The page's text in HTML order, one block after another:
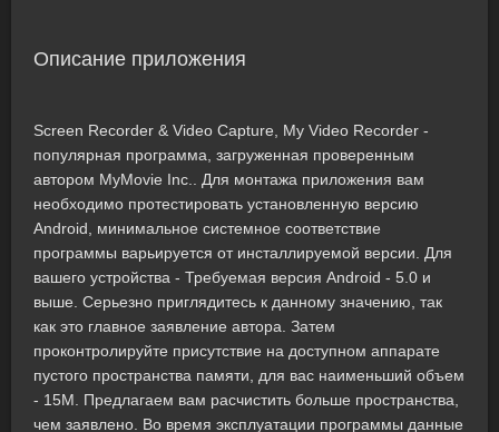
Описание приложения
Screen Recorder & Video Capture, My Video Recorder -
популярная программа, загруженная проверенным
автором MyMovie Inc.. Для монтажа приложения вам
необходимо протестировать установленную версию
Android, минимальное системное соответствие
программы варьируется от инсталлируемой версии. Для
вашего устройства - Требуемая версия Android - 5.0 и
выше. Серьезно приглядитесь к данному значению, так
как это главное заявление автора. Затем
проконтролируйте присутствие на доступном аппарате
пустого пространства памяти, для вас наименьший объем
- 15M. Предлагаем вам расчистить больше пространства,
чем заявлено. Во время эксплуатации программы данные